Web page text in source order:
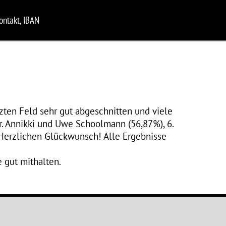
IBAN
Feld sehr gut abgeschnitten und viele
und Uwe Schoolmann (56,87%), 6.
Glückwunsch! Alle Ergebnisse
gut mithalten.